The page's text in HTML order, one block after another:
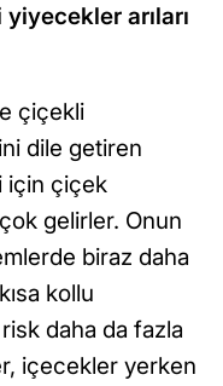
arıları
çiçekli
dile getiren
için çiçek
gelirler. Onun
biraz daha
kollu
daha da fazla
içecekler yerken